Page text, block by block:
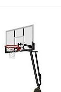
Подписаться